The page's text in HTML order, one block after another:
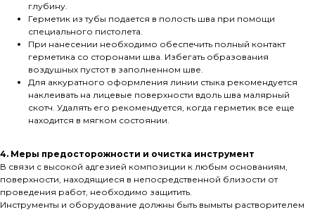
глубину.
Герметик из тубы подается в полость шва при помощи
специального пистолета.
При нанесении необходимо обеспечить полный контакт
герметика со сторонами шва. Избегать образования
воздушных пустот в заполненном шве.
Для аккуратного оформления линии стыка рекомендуется
наклеивать на лицевые поверхности вдоль шва малярный
скотч. Удалять его рекомендуется, когда герметик все еще
находится в мягком состоянии.
4. Меры предосторожности и очистка инструмент
В связи с высокой адгезией композиции к любым основаниям,
поверхности, находящиеся в непосредственной близости от
проведения работ, необходимо защитить.
Инструменты и оборудование должны быть вымыты растворителем